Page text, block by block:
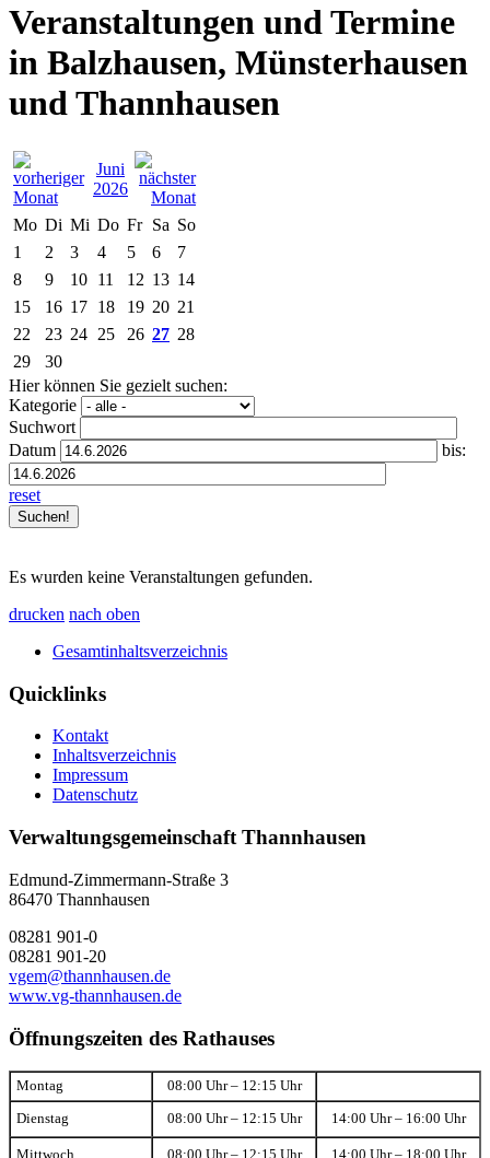
Veranstaltungen und Termine
in Balzhausen, Münsterhausen
und Thannhausen
Juni
2026
Mo Di Mi Do Fr Sa So
1
2 3 4 5 6
7
8
9 10 11 12 13 14
15
16 17 18 19 20 21
22
23 24 25 26 27 28
29
30
Hier können Sie gezielt suchen:
Kategorie
Suchwort
Datum
bis:
reset
Es wurden keine Veranstaltungen gefunden.
drucken nach oben
Gesamtinhaltsverzeichnis
Quicklinks
Kontakt
Inhaltsverzeichnis
Impressum
Datenschutz
Verwaltungsgemeinschaft Thannhausen
Edmund-Zimmermann-Straße 3
86470 Thannhausen
08281 901-0
08281 901-20
vgem@thannhausen.de
www.vg-thannhausen.de
Öffnungszeiten des Rathauses
Montag 08:00 Uhr – 12:15 Uhr
Dienstag 08:00 Uhr – 12:15 Uhr 14:00 Uhr – 16:00 Uhr